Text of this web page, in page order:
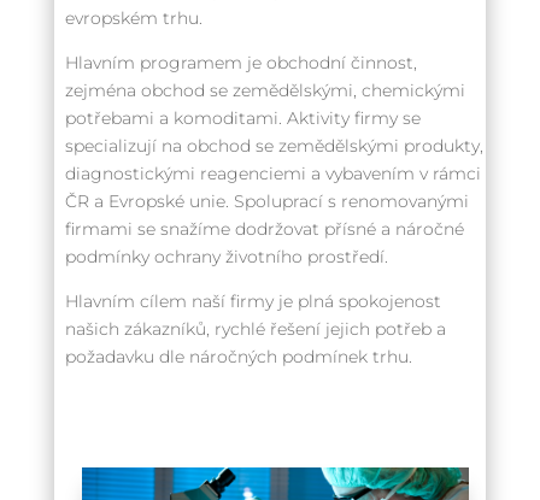
evropském trhu.
Hlavním programem je obchodní činnost,
zejména obchod se zemědělskými, chemickými
potřebami a komoditami. Aktivity firmy se
specializují na obchod se zemědělskými produkty,
diagnostickými reagenciemi a vybavením v rámci
ČR a Evropské unie. Spoluprací s renomovanými
firmami se snažíme dodržovat přísné a náročné
podmínky ochrany životního prostředí.
Hlavním cílem naší firmy je plná spokojenost
našich zákazníků, rychlé řešení jejich potřeb a
požadavku dle náročných podmínek trhu.